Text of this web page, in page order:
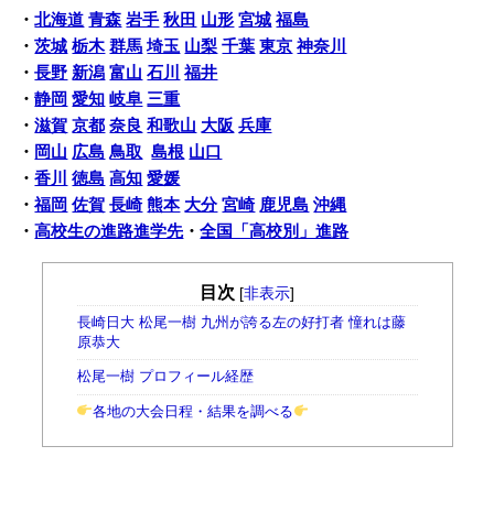
・北海道 青森 岩手 秋田 山形 宮城 福島
・茨城 栃木 群馬 埼玉 山梨 千葉 東京 神奈川
・長野 新潟 富山 石川
福井
・静岡 愛知 岐阜 三重
・滋賀 京都 奈良 和歌山 大阪 兵庫
・ 岡山 広島 鳥取 島根 山口
・香川 徳島 高知 愛媛
・福岡 佐賀 長崎 熊本 大分 宮崎 鹿児島 沖縄
・高校生の進路進学先・全国「高校別」進路
目次 [非表示]
長崎日大 松尾一樹 九州が誇る左の好打者 憧れは藤
原恭大
松尾一樹 プロフィール経歴
各地の大会日程・結果を調べる